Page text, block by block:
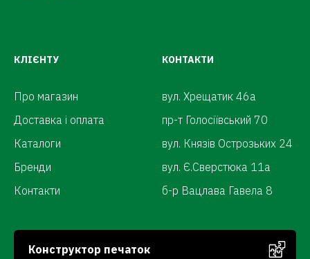
КЛІЄНТУ
Про магазин
Доставка і оплата
Каталоги
Бренди
Контакти
КОНТАКТИ
вул. Хрещатик 46а
пр-т Голосіївський 70
вул. Князів Острозьких 24
вул. Є.Сверстюка 11а
б-р Вацлава Гавела 8
Конструктор печаток